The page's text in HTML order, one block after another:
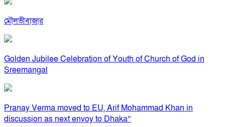
মৌলভীবাজার
Golden Jubilee Celebration of Youth of Church of God in
Sreemangal
Pranay Verma moved to EU, Arif Mohammad Khan in
discussion as next envoy to Dhaka”